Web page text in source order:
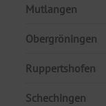
Mutlangen
Obergröningen
Ruppertshofen
Schechingen